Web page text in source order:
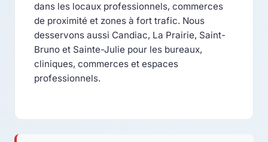
dans les locaux professionnels, commerces
de proximité et zones à fort trafic. Nous
desservons aussi Candiac, La Prairie, Saint-
Bruno et Sainte-Julie pour les bureaux,
cliniques, commerces et espaces
professionnels.